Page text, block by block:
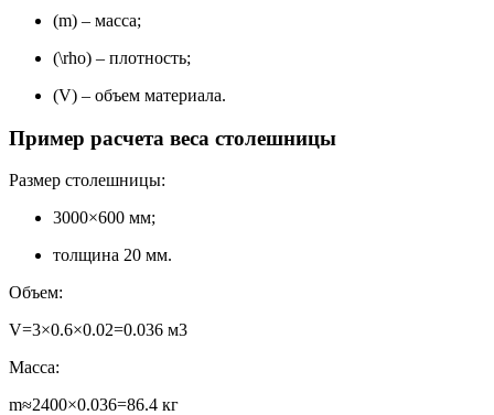
(m) – масса;
(\rho) – плотность;
(V) – объем материала.
Пример расчета веса столешницы
Размер столешницы:
3000×600 мм;
толщина 20 мм.
Объем:
V=3×0.6×0.02=0.036 м3
Масса:
m≈2400×0.036=86.4 кг